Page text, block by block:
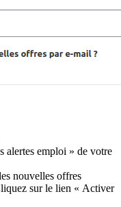
alertes emploi » de votre
nouvelles offres
sur le lien « Activer